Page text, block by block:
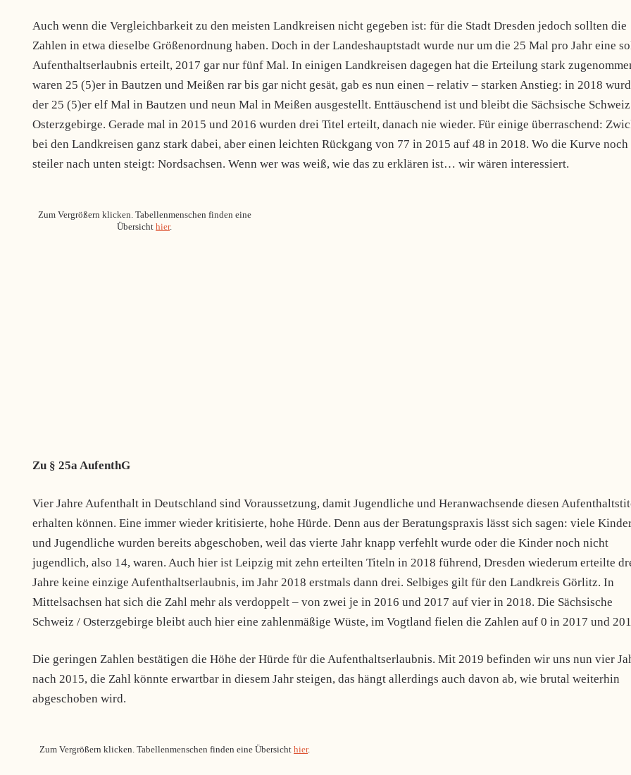
Auch wenn die Vergleichbarkeit zu den meisten Landkreisen nicht gegeben ist: für die Stadt Dresden jedoch sollten die
Zahlen in etwa dieselbe Größenordnung haben. Doch in der Landeshauptstadt wurde nur um die 25 Mal pro Jahr eine
Aufenthaltserlaubnis erteilt, 2017 gar nur fünf Mal. In einigen Landkreisen dagegen hat die Erteilung stark
waren 25 (5)er in Bautzen und Meißen rar bis gar nicht gesät, gab es nun einen – relativ – starken Anstieg: in 2018
der 25 (5)er elf Mal in Bautzen und neun Mal in Meißen ausgestellt. Enttäuschend ist und bleibt die Sächsische
Osterzgebirge. Gerade mal in 2015 und 2016 wurden drei Titel erteilt, danach nie wieder. Für einige überraschend:
bei den Landkreisen ganz stark dabei, aber einen leichten Rückgang von 77 in 2015 auf 48 in 2018. Wo die Kurve noch
steiler nach unten steigt: Nordsachsen. Wenn wer was weiß, wie das zu erklären ist… wir wären interessiert.
Zum Vergrößern klicken. Tabellenmenschen finden eine
Übersicht hier.
Zu § 25a AufenthG
Vier Jahre Aufenthalt in Deutschland sind Voraussetzung, damit Jugendliche und Heranwachsende diesen
erhalten können. Eine immer wieder kritisierte, hohe Hürde. Denn aus der Beratungspraxis lässt sich sagen: viele
und Jugendliche wurden bereits abgeschoben, weil das vierte Jahr knapp verfehlt wurde oder die Kinder noch nicht
jugendlich, also 14, waren. Auch hier ist Leipzig mit zehn erteilten Titeln in 2018 führend, Dresden wiederum erteilte
Jahre keine einzige Aufenthaltserlaubnis, im Jahr 2018 erstmals dann drei. Selbiges gilt für den Landkreis Görlitz. In
Mittelsachsen hat sich die Zahl mehr als verdoppelt – von zwei je in 2016 und 2017 auf vier in 2018. Die Sächsische
Schweiz / Osterzgebirge bleibt auch hier eine zahlenmäßige Wüste, im Vogtland fielen die Zahlen auf 0 in 2017 und
Die geringen Zahlen bestätigen die Höhe der Hürde für die Aufenthaltserlaubnis. Mit 2019 befinden wir uns nun vier
nach 2015, die Zahl könnte erwartbar in diesem Jahr steigen, das hängt allerdings auch davon ab, wie brutal weiterhin
abgeschoben wird.
Zum Vergrößern klicken. Tabellenmenschen finden eine Übersicht hier.